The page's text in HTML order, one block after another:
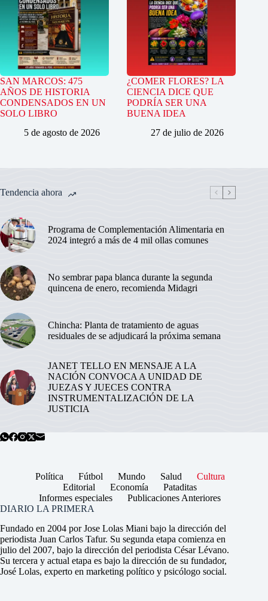
SAN MARCOS: 475
AÑOS DE HISTORIA
CONDENSADOS EN UN
SOLO LIBRO
5 de agosto de 2026
¿COMER FLORES? LA
CIENCIA DICE QUE
PODRÍA SER UNA
BUENA IDEA
27 de julio de 2026
Tendencia ahora
Programa de Complementación Alimentaria en
2024 integró a más de 4 mil ollas comunes
No sembrar papa blanca durante la segunda
quincena de enero, recomienda Midagri
Chincha: Planta de tratamiento de aguas
residuales de se adjudicará la próxima semana
JANET TELLO EN MENSAJE A LA
NACIÓN CONVOCA A UNIDAD DE
JUEZAS Y JUECES CONTRA
INSTRUMENTALIZACIÓN DE LA
JUSTICIA
Política Fútbol Mundo Salud
Cultura
Editorial
Economía
Pataditas
Informes especiales
Publicaciones Anteriores
DIARIO LA PRIMERA
Fundado en 2004 por Jose Lolas Miani bajo la dirección del
periodista Juan Carlos Tafur. Su segunda etapa comienza en
julio del 2007, bajo la dirección del periodista César Lévano.
Su tercera y actual etapa es bajo la dirección de su fundador,
José Lolas, experto en marketing político y psicólogo social.